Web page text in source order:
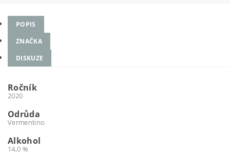
POPIS
ZNAČKA
DISKUZE
Ročník
2020
Odrůda
Vermentino
Alkohol
14,0 %